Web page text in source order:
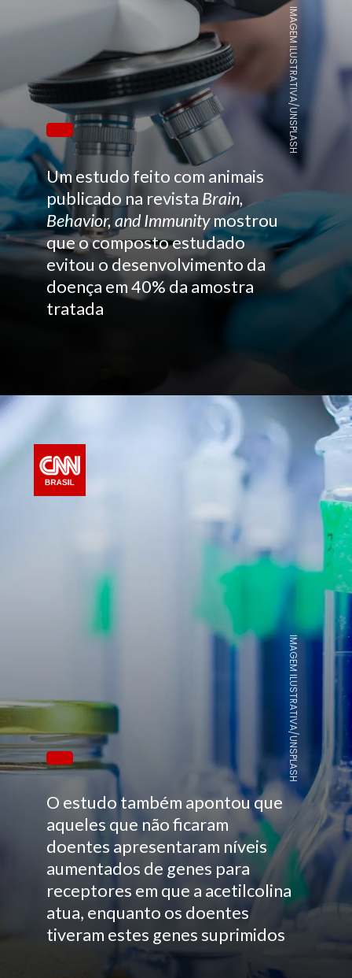
Um estudo feito com animais
publicado na revista Brain,
Behavior, and Immunitymostrou
que o composto estudado
evitou o desenvolvimento da
doença em 40% da amostra
tratada
IMAGEM ILUSTRATIVA/UNSPLASH
O estudo também apontou que
aqueles que não ficaram
doentes apresentaram níveis
aumentados de genes para
receptores em que a acetilcolina
atua, enquanto os doentes
tiveram estes genes suprimidos
IMAGEM ILUSTRATIVA/UNSPLASH